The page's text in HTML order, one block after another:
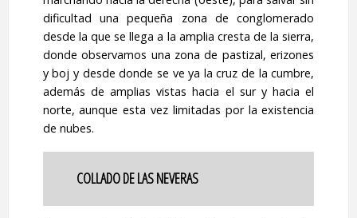
dificultad una pequeña zona de conglomerado
desde la que se llega a la amplia cresta de la sierra,
donde observamos una zona de pastizal, erizones
y boj y desde donde se ve ya la cruz de la cumbre,
además de amplias vistas hacia el sur y hacia el
norte, aunque esta vez limitadas por la existencia
de nubes.
COLLADO DE LAS NEVERAS